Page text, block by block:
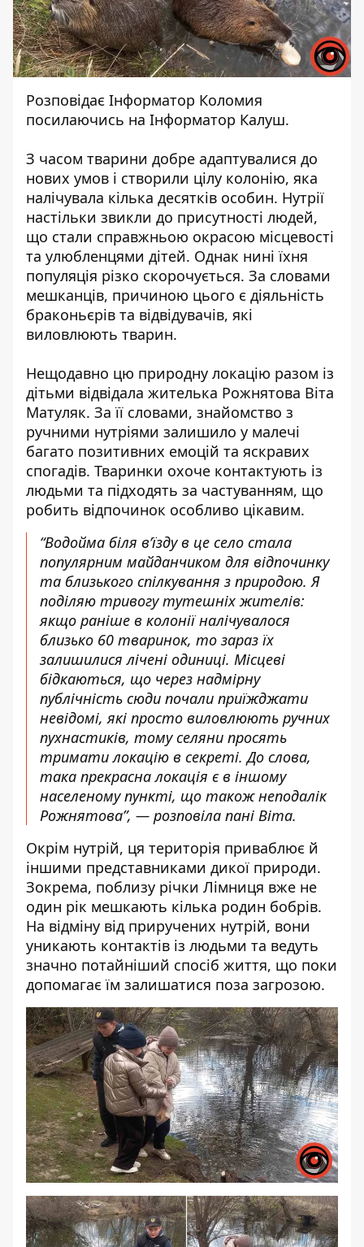
Розповідає Інформатор Коломия
посилаючись на Інформатор Калуш.
З часом тварини добре адаптувалися до
нових умов і створили цілу колонію, яка
налічувала кілька десятків особин. Нутрії
настільки звикли до присутності людей,
що стали справжньою окрасою місцевості
та улюбленцями дітей. Однак нині їхня
популяція різко скорочується. За словами
мешканців, причиною цього є діяльність
браконьєрів та відвідувачів, які
виловлюють тварин.
Нещодавно цю природну локацію разом із
дітьми відвідала жителька Рожнятова Віта
Матуляк. За її словами, знайомство з
ручними нутріями залишило у малечі
багато позитивних емоцій та яскравих
спогадів. Тваринки охоче контактують із
людьми та підходять за частуванням, що
робить відпочинок особливо цікавим.
“Водойма біля в’їзду в це село стала
популярним майданчиком для відпочинку
та близького спілкування з природою. Я
поділяю тривогу тутешніх жителів:
якщо раніше в колонії налічувалося
близько 60 тваринок, то зараз їх
залишилися лічені одиниці. Місцеві
бідкаються, що через надмірну
публічність сюди почали приїжджати
невідомі, які просто виловлюють ручних
пухнастиків, тому селяни просять
тримати локацію в секреті. До слова,
така прекрасна локація є в іншому
населеному пункті, що також неподалік
Рожнятова”, — розповіла пані Віта.
Окрім нутрій, ця територія приваблює й
іншими представниками дикої природи.
Зокрема, поблизу річки Лімниця вже не
один рік мешкають кілька родин бобрів.
На відміну від приручених нутрій, вони
уникають контактів із людьми та ведуть
значно потайніший спосіб життя, що поки
допомагає їм залишатися поза загрозою.